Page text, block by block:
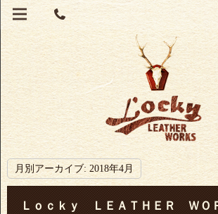
月別アーカイブ: 2018年4月
Ｌｏｃｋｙ ＬＥＡＴＨＥＲ ＷＯ